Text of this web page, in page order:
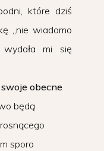
które dziś
„nie wiadomo
wydała mi się
obecne
będą
sporo